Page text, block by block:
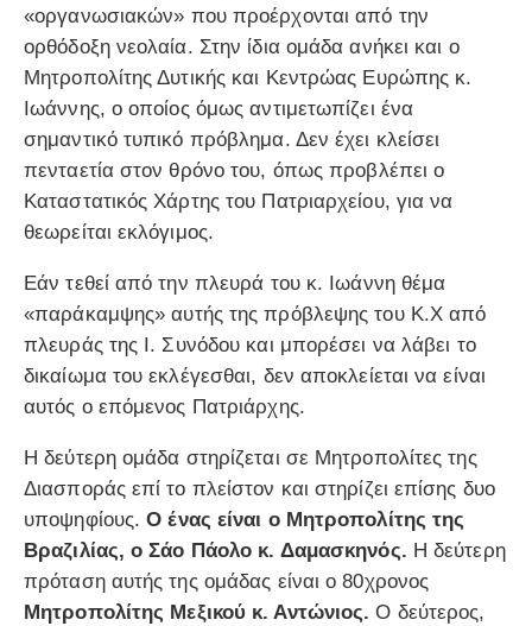
«οργανωσιακών» που προέρχονται από την
ορθόδοξη νεολαία. Στην ίδια ομάδα ανήκει και ο
Μητροπολίτης Δυτικής και Κεντρώας Ευρώπης κ.
Ιωάννης, ο οποίος όμως αντιμετωπίζει ένα
σημαντικό τυπικό πρόβλημα. Δεν έχει κλείσει
πενταετία στον θρόνο του, όπως προβλέπει ο
Καταστατικός Χάρτης του Πατριαρχείου, για να
θεωρείται εκλόγιμος.
Εάν τεθεί από την πλευρά του κ. Ιωάννη θέμα
«παράκαμψης» αυτής της πρόβλεψης του Κ.Χ από
πλευράς της Ι. Συνόδου και μπορέσει να λάβει το
δικαίωμα του εκλέγεσθαι, δεν αποκλείεται να είναι
αυτός ο επόμενος Πατριάρχης.
Η δεύτερη ομάδα στηρίζεται σε Μητροπολίτες της
Διασποράς επί το πλείστον και στηρίζει επίσης δυο
υποψηφίους.Ο ένας είναι ο Μητροπολίτης της
Βραζιλίας, ο Σάο Πάολο κ. Δαμασκηνός. Η δεύτερη
πρόταση αυτής της ομάδας είναι ο 80χρονος
Μητροπολίτης Μεξικού κ. Αντώνιος. Ο δεύτερος,